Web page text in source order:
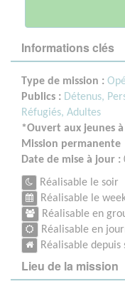
Informations clés
Type de mission :
Publics : Détenus,
Réfugiés, Adultes
*Ouvert aux jeunes
Mission permanente
Date de mise à jour :
Réalisable le soir
Réalisable le
Réalisable en
Réalisable en
Réalisable
Lieu de la mission